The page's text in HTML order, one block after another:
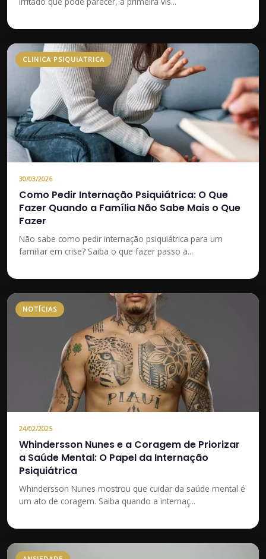
CLINICA PSIQUIATRICA
30/03/2026
Como Pedir Internação Psiquiátrica: O Que
Fazer Quando a Família Não Sabe Mais o Que
Fazer
Não sabe como pedir internação psiquiátrica para um
familiar em crise? Saiba o que fazer passo a...
NOTÍCIAS
24/02/2025
Whindersson Nunes e a Coragem de Priorizar
a Saúde Mental: O Papel da Internação
Psiquiátrica
Whindersson Nunes mostrou que cuidar da saúde mental é
um ato de coragem. Saiba quando a internaç...